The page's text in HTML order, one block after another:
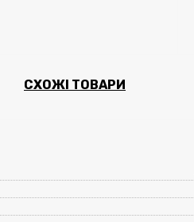
СХОЖІ ТОВАРИ